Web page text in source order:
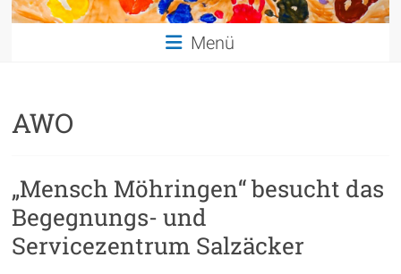
leben
Menü
AWO
„Mensch Möhringen“ besucht das
Begegnungs- und
Servicezentrum Salzäcker